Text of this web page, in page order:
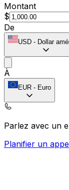
Montant
$
De
USD - Dollar
À
EUR - Euro
Parlez avec un
Planifier un